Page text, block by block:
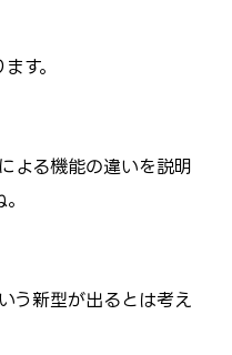
す。
よる機能の違いを説明
う新型が出るとは考え